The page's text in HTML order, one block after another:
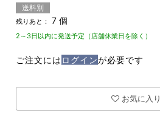
送料別
残りあと： 7 個
2～3日以内に発送予定（店舗休業日を除く）
ご注文には ログインが必要です
お気に入り